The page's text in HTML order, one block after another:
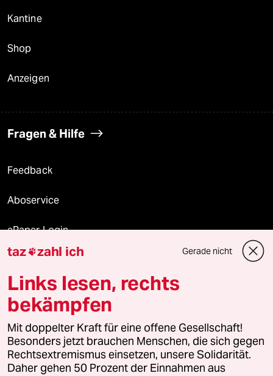
Kantine
Shop
Anzeigen
Fragen & Hilfe
Feedback
Aboservice
ePaper Login
Downloads für Abonnierende
© 2026 taz Verlags und Vertriebs GmbH
Alle Rechte vorbehalten. Bei rechtlichen Fragen oder für Genehmigungen
wenden Sie sich bitte an lizenzen@taz.de
Feedback Redaktionsstatut Kommune-Richtlinien
taz zahl ich Gerade nicht
Links lesen, rechts
bekämpfen
Mit doppelter Kraft für eine offene Gesellschaft!
Besonders jetzt brauchen Menschen, die sich gegen
Rechtsextremismus einsetzen, unsere Solidarität.
Daher gehen 50 Prozent der Einnahmen aus